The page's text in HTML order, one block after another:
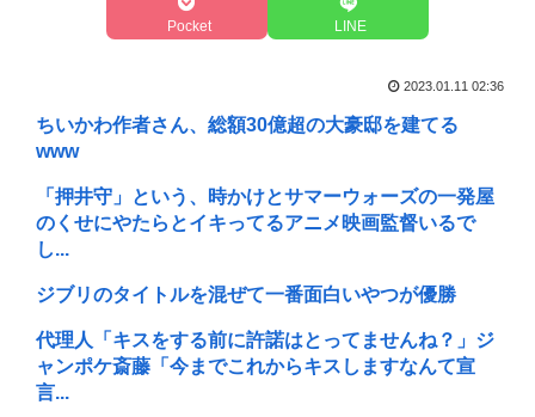
Pocket LINE
2023.01.11 02:36
ちいかわ作者さん、総額30億超の大豪邸を建てる
www
「押井守」という、時かけとサマーウォーズの一発屋
のくせにやたらとイキってるアニメ映画監督いるで
し...
ジブリのタイトルを混ぜて一番面白いやつが優勝
代理人「キスをする前に許諾はとってませんね？」ジ
ャンポケ斎藤「今までこれからキスしますなんて宣
言...